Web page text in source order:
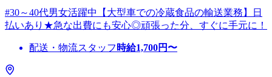
#30～40代男女活躍中【大型車での冷蔵食品の輸送業務】日
払いあり★急な出費にも安心◎頑張った分、すぐに手元に！
配送・物流スタッフ 時給1,700円〜